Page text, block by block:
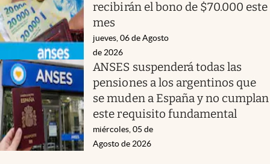
recibirán el bono de $70.000 este
mes
jueves, 06 de Agosto
de 2026
ANSES suspenderá todas las
pensiones a los argentinos que
se muden a España y no cumplan
este requisito fundamental
miércoles, 05 de
Agosto de 2026